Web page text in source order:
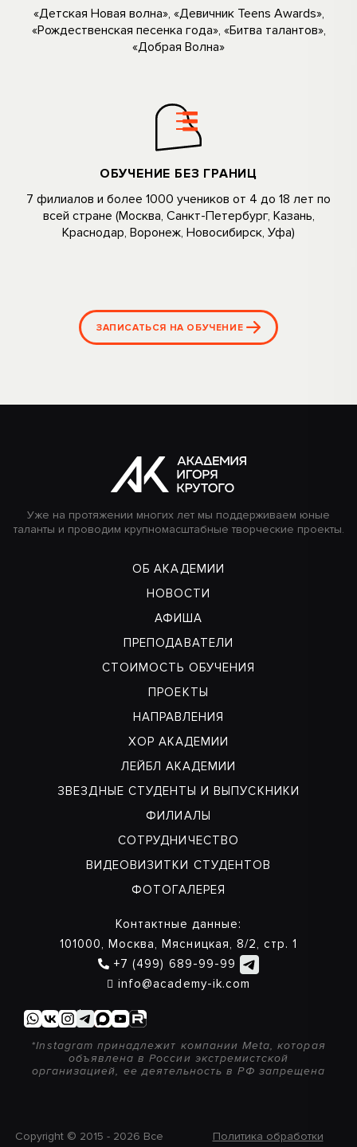
«Детская Новая волна», «Девичник Teens Awards»,
«Рождественская песенка года», «Битва талантов»,
«Добрая Волна»
ОБУЧЕНИЕ БЕЗ ГРАНИЦ
7 филиалов и более 1000 учеников oт 4 дo 18 лeт по
всей стране (Москва, Санкт-Петербург, Kaзань,
Kpacнoдap, Bopoнeж, Hoвоcибиpcк, Уфа)
ЗАПИСАТЬСЯ НА ОБУЧЕНИЕ
Уже на протяжении многих лет мы поддерживаем юные
таланты и проводим крупномасштабные творческие проекты.
ОБ АКАДЕМИИ
НОВОСТИ
АФИША
ПРЕПОДАВАТЕЛИ
СТОИМОСТЬ ОБУЧЕНИЯ
ПРОЕКТЫ
НАПРАВЛЕНИЯ
ХОР АКАДЕМИИ
ЛЕЙБЛ АКАДЕМИИ
ЗВЕЗДНЫЕ СТУДЕНТЫ И ВЫПУСКНИКИ
ФИЛИАЛЫ
СОТРУДНИЧЕСТВО
ВИДЕОВИЗИТКИ СТУДЕНТОВ
ФОТОГАЛЕРЕЯ
Контактные данные:
101000, Москва, Мясницкая, 8/2, стр. 1
+7 (499) 689-99-99
info@academy-ik.com
*Instagram принадлежит компании Meta, которая
объявлена в России экстремистской
организацией, ее деятельность в РФ запрещена
Copyright © 2015 - 2026 Все Политика обработки